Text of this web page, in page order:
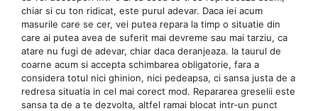
chiar si cu ton ridicat, este purul adevar. Daca iei acum
masurile care se cer, vei putea repara la timp o situatie din
care ai putea avea de suferit mai devreme sau mai tarziu, ca
atare nu fugi de adevar, chiar daca deranjeaza. Ia taurul de
coarne acum si accepta schimbarea obligatorie, fara a
considera totul nici ghinion, nici pedeapsa, ci sansa justa de a
redresa situatia in cel mai corect mod. Repararea greselii este
sansa ta de a te dezvolta, altfel ramai blocat intr-un punct